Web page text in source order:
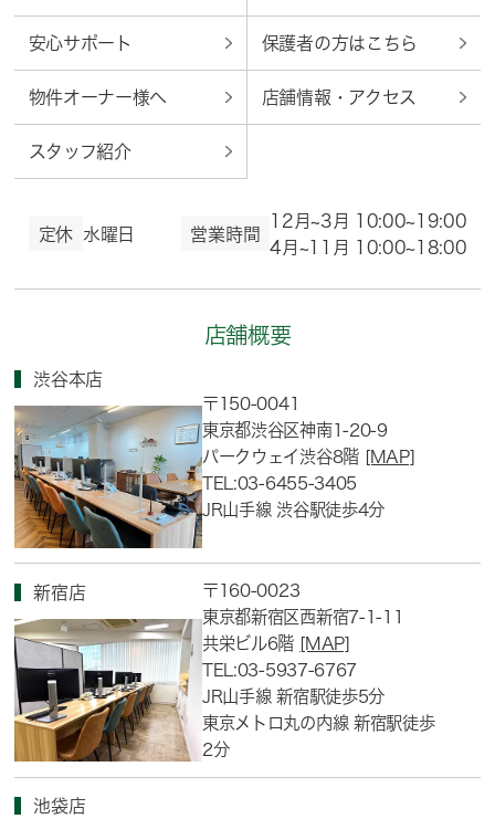
安心サポート 保護者の方はこちら
物件オーナー様へ 店舗情報・アクセス
スタッフ紹介
定休 水曜日 営業時間
12月~3月 10:00~19:00
4月~11月 10:00~18:00
店舗概要
渋谷本店
〒150-0041
東京都渋谷区神南1-20-9
パークウェイ渋谷8階 [MAP]
TEL:03-6455-3405
JR山手線 渋谷駅徒歩4分
新宿店
〒160-0023
東京都新宿区西新宿7-1-11
共栄ビル6階 [MAP]
TEL:03-5937-6767
JR山手線 新宿駅徒歩5分
東京メトロ丸の内線 新宿駅徒歩
2分
池袋店